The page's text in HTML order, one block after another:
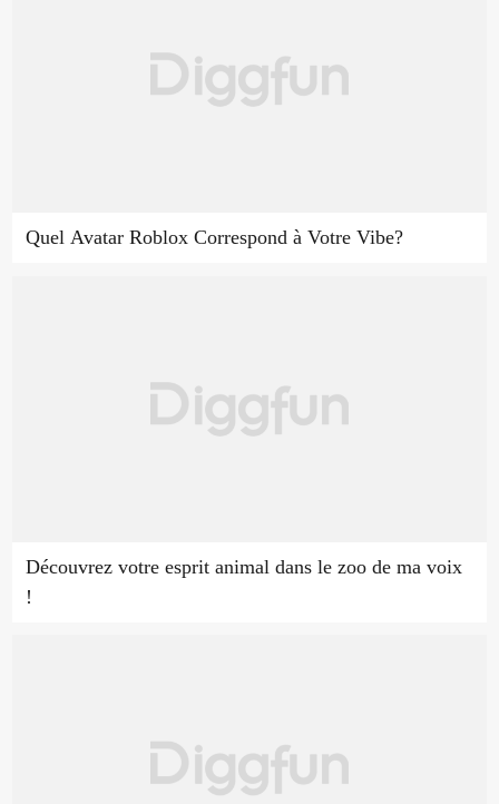
Quel Avatar Roblox Correspond à Votre Vibe?
Découvrez votre esprit animal dans le zoo de ma voix
!